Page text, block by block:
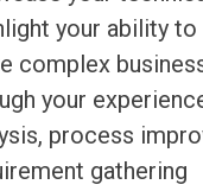
your ability to
complex
your
process
gathering